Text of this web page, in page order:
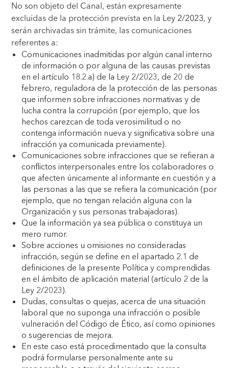
No son objeto del Canal, están expresamente
excluidas de la protección prevista en la Ley 2/2023, y
serán archivadas sin trámite, las comunicaciones
referentes a:
Comunicaciones inadmitidas por algún canal interno
de información o por alguna de las causas previstas
en el artículo 18.2.a) de la Ley 2/2023, de 20 de
febrero, reguladora de la protección de las personas
que informen sobre infracciones normativas y de
lucha contra la corrupción (por ejemplo, que los
hechos carezcan de toda verosimilitud o no
contenga información nueva y significativa sobre una
infracción ya comunicada previamente).
Comunicaciones sobre infracciones que se refieran a
conflictos interpersonales entre los colaboradores o
que afecten únicamente al informante en cuestión y a
las personas a las que se refiera la comunicación (por
ejemplo, que no tengan relación alguna con la
Organización y sus personas trabajadoras).
Que la información ya sea pública o constituya un
mero rumor.
Sobre acciones u omisiones no consideradas
infracción, según se define en el apartado 2.1 de
definiciones de la presente Política y comprendidas
en el ámbito de aplicación material (artículo 2 de la
Ley 2/2023).
Dudas, consultas o quejas, acerca de una situación
laboral que no suponga una infracción o posible
vulneración del Código de Ético, así como opiniones
o sugerencias de mejora.
En este caso está procedimentado que la consulta
podrá formularse personalmente ante su